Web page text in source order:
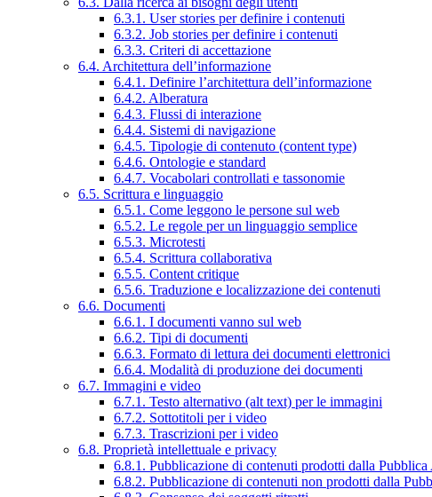
6.3.1. User stories per definire i contenuti
6.3.2. Job stories per definire i contenuti
6.3.3. Criteri di accettazione
6.4. Architettura dell’informazione
6.4.1. Definire l’architettura dell’informazione
6.4.2. Alberatura
6.4.3. Flussi di interazione
6.4.4. Sistemi di navigazione
6.4.5. Tipologie di contenuto (content type)
6.4.6. Ontologie e standard
6.4.7. Vocabolari controllati e tassonomie
6.5. Scrittura e linguaggio
6.5.1. Come leggono le persone sul web
6.5.2. Le regole per un linguaggio semplice
6.5.3. Microtesti
6.5.4. Scrittura collaborativa
6.5.5. Content critique
6.5.6. Traduzione e localizzazione dei contenuti
6.6. Documenti
6.6.1. I documenti vanno sul web
6.6.2. Tipi di documenti
6.6.3. Formato di lettura dei documenti elettronici
6.6.4. Modalità di produzione dei documenti
6.7. Immagini e video
6.7.1. Testo alternativo (alt text) per le immagini
6.7.2. Sottotitoli per i video
6.7.3. Trascrizioni per i video
6.8. Proprietà intellettuale e privacy
6.8.1. Pubblicazione di contenuti prodotti dalla
6.8.2. Pubblicazione di contenuti non prodotti dalla